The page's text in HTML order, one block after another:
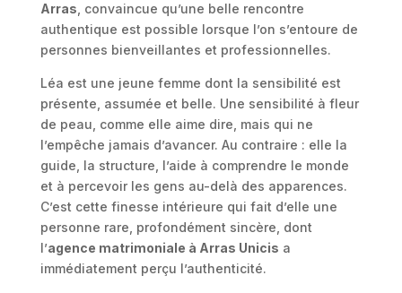
Arras , convaincue qu’une belle rencontre
authentique est possible lorsque l’on s’entoure de
personnes bienveillantes et professionnelles.
Léa est une jeune femme dont la sensibilité est
présente, assumée et belle. Une sensibilité à fleur
de peau, comme elle aime dire, mais qui ne
l’empêche jamais d’avancer. Au contraire : elle la
guide, la structure, l’aide à comprendre le monde
et à percevoir les gens au-delà des apparences.
C’est cette finesse intérieure qui fait d’elle une
personne rare, profondément sincère, dont
l’agence matrimoniale à Arras Unicis a
immédiatement perçu l’authenticité.